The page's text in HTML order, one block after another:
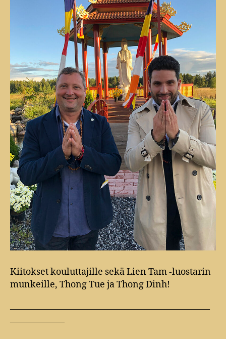
Kiitokset kouluttajille sekä Lien Tam -luostarin
munkeille, Thong Tue ja Thong Dinh!
——————————————————————
——————